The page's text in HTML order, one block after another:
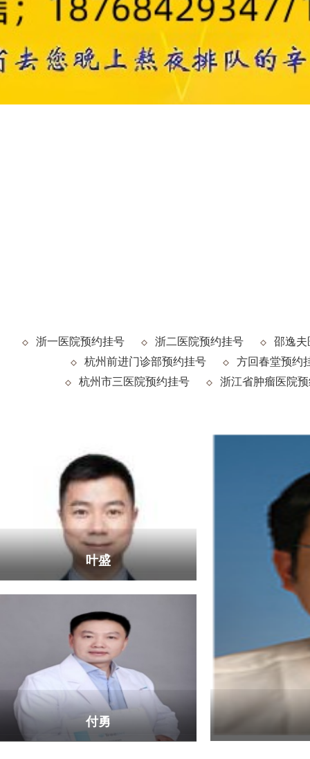
浙一医院预约挂号 浙二医院预约挂号
邵逸夫
杭州前进门诊部预约挂号
方回春堂预约
杭州市三医院预约挂号
浙江省肿瘤医院
叶盛
付勇
峰